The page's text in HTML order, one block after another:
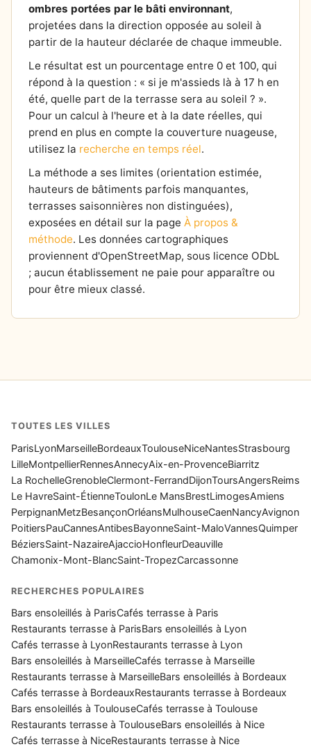
ombres portées par le bâti environnant,
projetées dans la direction opposée au soleil à
partir de la hauteur déclarée de chaque immeuble.
Le résultat est un pourcentage entre 0 et 100, qui
répond à la question : « si je m'assieds là à 17 h en
été, quelle part de la terrasse sera au soleil ? ».
Pour un calcul à l'heure et à la date réelles, qui
prend en plus en compte la couverture nuageuse,
utilisez la recherche en temps réel.
La méthode a ses limites (orientation estimée,
hauteurs de bâtiments parfois manquantes,
terrasses saisonnières non distinguées),
exposées en détail sur la page À propos &
méthode. Les données cartographiques
proviennent d'OpenStreetMap, sous licence ODbL
; aucun établissement ne paie pour apparaître ou
pour être mieux classé.
TOUTES LES VILLES
ParisLyonMarseilleBordeauxToulouseNiceNantesStrasbourg
LilleMontpellierRennesAnnecyAix-en-ProvenceBiarritz
La RochelleGrenobleClermont-FerrandDijonToursAngersReims
Le HavreSaint-ÉtienneToulonLe MansBrestLimogesAmiens
PerpignanMetzBesançonOrléansMulhouseCaenNancyAvignon
PoitiersPauCannesAntibesBayonneSaint-MaloVannesQuimper
BéziersSaint-NazaireAjaccioHonfleurDeauville
Chamonix-Mont-BlancSaint-TropezCarcassonne
RECHERCHES POPULAIRES
Bars ensoleillés à ParisCafés terrasse à Paris
Restaurants terrasse à ParisBars ensoleillés à Lyon
Cafés terrasse à LyonRestaurants terrasse à Lyon
Bars ensoleillés à MarseilleCafés terrasse à Marseille
Restaurants terrasse à MarseilleBars ensoleillés à Bordeaux
Cafés terrasse à BordeauxRestaurants terrasse à Bordeaux
Bars ensoleillés à ToulouseCafés terrasse à Toulouse
Restaurants terrasse à ToulouseBars ensoleillés à Nice
Cafés terrasse à NiceRestaurants terrasse à Nice